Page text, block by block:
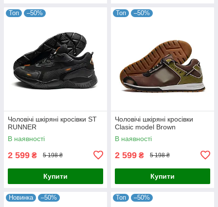
Топ –50%
Чоловічі шкіряні кросівки ST
RUNNER
В наявності
2 599 ₴ 5 198 ₴
Купити
Топ –50%
Чоловічі шкіряні кросівки
Clasic model Brown
В наявності
2 599 ₴ 5 198 ₴
Купити
Новинка –50% Топ –50%